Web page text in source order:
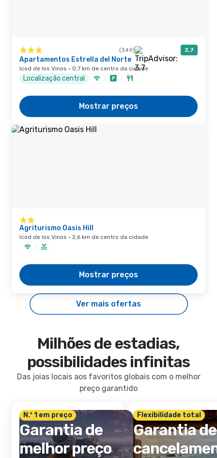
(349) 3,7
Apartamentos Estrella del Norte
Icod de los Vinos · 0,7 km de centro da cidade
Localização central
Mostrar preços
Agriturismo Oasis Hill
Icod de los Vinos · 2,6 km de centro da cidade
Mostrar preços
Ver mais ofertas
Milhões de estadias,
possibilidades infinitas
Das joias locais aos favoritos globais com o melhor
preço garantido
N.º 1 em preço
Garantia de
melhor preço
Flexibilidade total
Garantia de